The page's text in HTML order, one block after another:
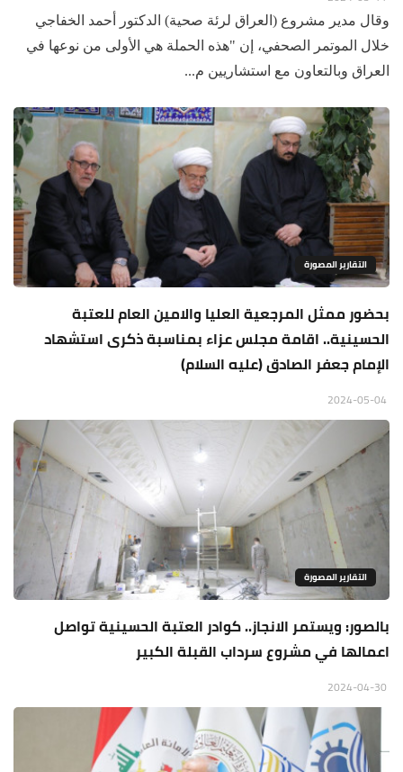
وقال مدير مشروع (العراق لرئة صحية) الدكتور أحمد الخفاجي
خلال الموتمر الصحفي، إن "هذه الحملة هي الأولى من نوعها في
العراق وبالتعاون مع استشاريين م...
التقارير المصورة
بحضور ممثل المرجعية العليا والامين العام للعتبة
الحسينية.. اقامة مجلس عزاء بمناسبة ذكرى استشهاد
الإمام جعفر الصادق (عليه السلام)
التقارير المصورة
بالصور: ويستمر الانجاز.. كوادر العتبة الحسينية تواصل
اعمالها في مشروع سرداب القبلة الكبير